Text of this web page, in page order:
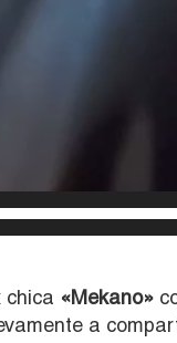
chica «Mekano»
a